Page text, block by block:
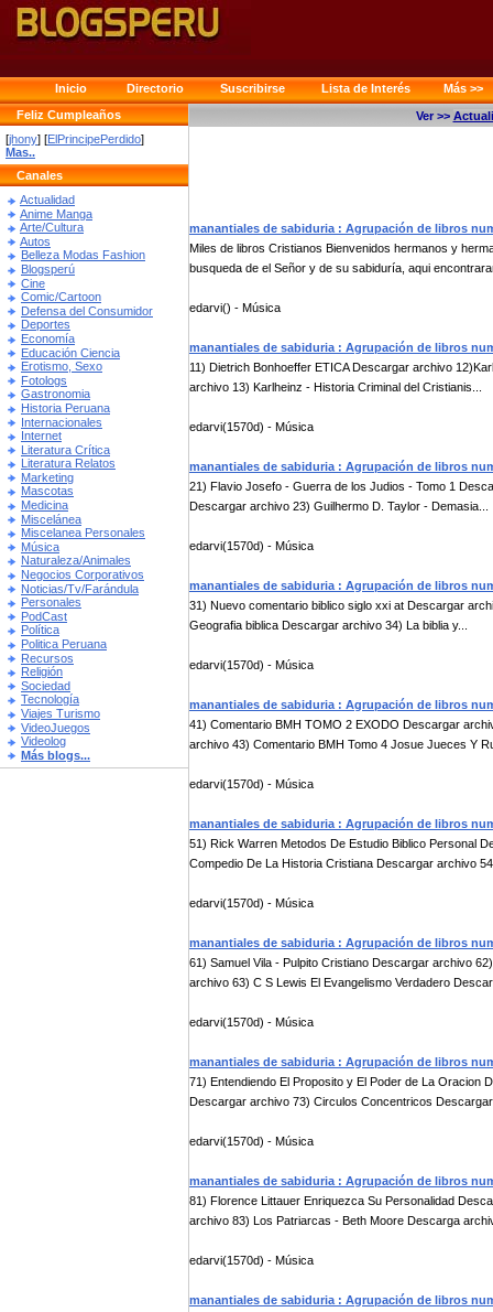
Inicio Directorio Suscribirse Lista de Interés
Más >>
Feliz Cumpleaños
[jhony] [ElPrincipePerdido]
Mas..
Canales
Actualidad
Anime Manga
Arte/Cultura
Autos
Belleza Modas Fashion
Blogsperú
Cine
Comic/Cartoon
Defensa del Consumidor
Deportes
Economía
Educación Ciencia
Erotismo, Sexo
Fotologs
Gastronomia
Historia Peruana
Internacionales
Internet
Literatura Crítica
Literatura Relatos
Marketing
Mascotas
Medicina
Miscelánea
Miscelanea Personales
Música
Naturaleza/Animales
Negocios Corporativos
Noticias/Tv/Farándula
Personales
PodCast
Política
Politica Peruana
Recursos
Religión
Sociedad
Tecnología
Viajes Turismo
VideoJuegos
Videolog
Más blogs...
Ver >>
manantiales de sabiduria : Agrupación de libros
Miles de libros Cristianos Bienvenidos hermanos y
busqueda de el Señor y de su sabiduría, aqui
edarvi() - Música
manantiales de sabiduria : Agrupación de libros
11) Dietrich Bonhoeffer ETICA Descargar archivo
archivo 13) Karlheinz - Historia Criminal del Cristianis...
edarvi(1570d) - Música
manantiales de sabiduria : Agrupación de libros
21) Flavio Josefo - Guerra de los Judios - Tomo 1
Descargar archivo 23) Guilhermo D. Taylor - Demasia...
edarvi(1570d) - Música
manantiales de sabiduria : Agrupación de libros
31) Nuevo comentario biblico siglo xxi at Descargar
Geografia biblica Descargar archivo 34) La biblia y...
edarvi(1570d) - Música
manantiales de sabiduria : Agrupación de libros
41) Comentario BMH TOMO 2 EXODO Descargar
archivo 43) Comentario BMH Tomo 4 Josue Jueces Y
edarvi(1570d) - Música
manantiales de sabiduria : Agrupación de libros
51) Rick Warren Metodos De Estudio Biblico Personal
Compedio De La Historia Cristiana Descargar archivo
edarvi(1570d) - Música
manantiales de sabiduria : Agrupación de libros
61) Samuel Vila - Pulpito Cristiano Descargar archivo
archivo 63) C S Lewis El Evangelismo Verdadero
edarvi(1570d) - Música
manantiales de sabiduria : Agrupación de libros
71) Entendiendo El Proposito y El Poder de La Oracion
Descargar archivo 73) Circulos Concentricos
edarvi(1570d) - Música
manantiales de sabiduria : Agrupación de libros
81) Florence Littauer Enriquezca Su Personalidad
archivo 83) Los Patriarcas - Beth Moore Descarga
edarvi(1570d) - Música
manantiales de sabiduria : Agrupación de libros